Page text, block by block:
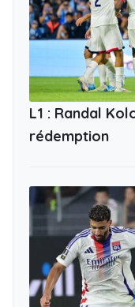
L1 : Randal
rédemption